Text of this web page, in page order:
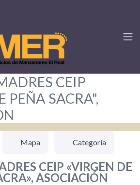
CEIP
PEÑA SACRA",
Mapa Categoría
CEIP «VIRGEN DE
ASOCIACIÓN